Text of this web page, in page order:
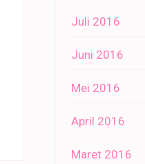
Juli 2016
Juni 2016
Mei 2016
April 2016
Maret 2016